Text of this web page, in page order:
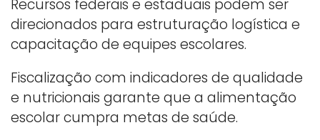
Recursos federais e estaduais podem ser
direcionados para estruturação logística e
capacitação de equipes escolares.
Fiscalização com indicadores de qualidade
e nutricionais garante que a alimentação
escolar cumpra metas de saúde.